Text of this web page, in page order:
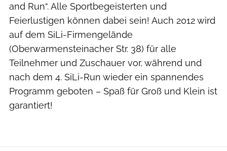
and Run“. Alle Sportbegeisterten und
Feierlustigen können dabei sein! Auch 2012 wird
auf dem SiLi-Firmengelände
(Oberwarmensteinacher Str. 38) für alle
Teilnehmer und Zuschauer vor, während und
nach dem 4. SiLi-Run wieder ein spannendes
Programm geboten – Spaß für Groß und Klein ist
garantiert!